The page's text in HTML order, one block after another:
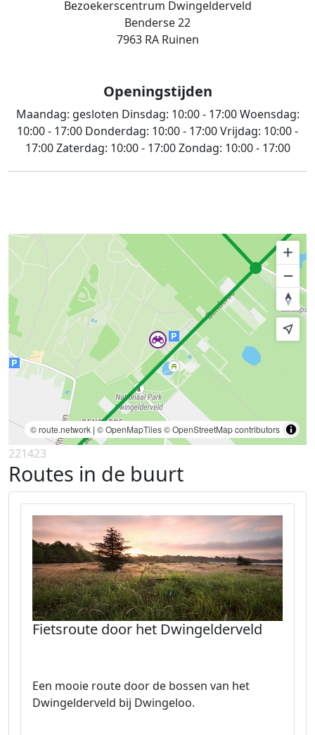
Bezoekerscentrum Dwingelderveld
Benderse 22
7963 RA Ruinen
Openingstijden
Maandag: gesloten Dinsdag: 10:00 - 17:00Woensdag:
10:00 - 17:00 Donderdag: 10:00 - 17:00Vrijdag: 10:00 -
17:00Zaterdag: 10:00 - 17:00Zondag: 10:00 - 17:00
© route.network | © OpenMapTiles© OpenStreetMap contributors
221423
Routes in de buurt
Fietsroute door het Dwingelderveld
Een mooie route door de bossen van het
Dwingelderveld bij Dwingeloo.